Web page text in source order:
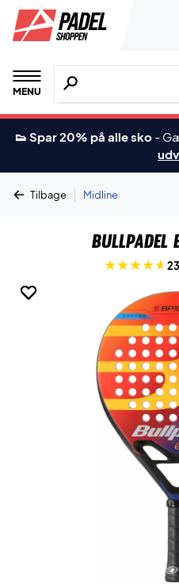
MENU
Søg efter
👟 Spar 20% på alle sko -
Tilbage | Midline
Bullpadel